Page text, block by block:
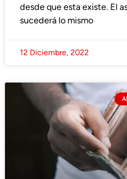
desde que esta existe. El
sucederá lo mismo
12 Diciembre, 2022